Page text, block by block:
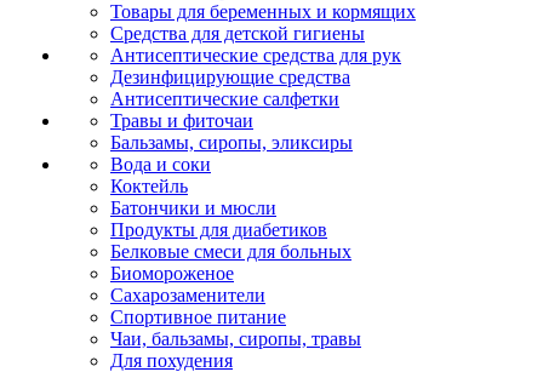
Товары для беременных и кормящих
Средства для детской гигиены
Антисептические средства для рук
Дезинфицирующие средства
Антисептические салфетки
Травы и фиточаи
Бальзамы, сиропы, эликсиры
Вода и соки
Коктейль
Батончики и мюсли
Продукты для диабетиков
Белковые смеси для больных
Биомороженое
Сахарозаменители
Спортивное питание
Чаи, бальзамы, сиропы, травы
Для похудения